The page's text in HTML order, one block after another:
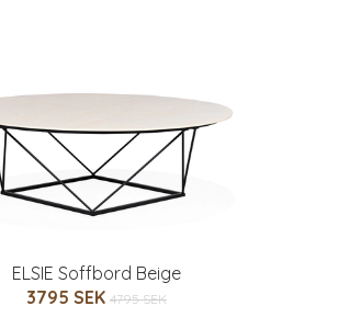
ELSIE Soffbord Beige
3795 SEK 4795 SEK